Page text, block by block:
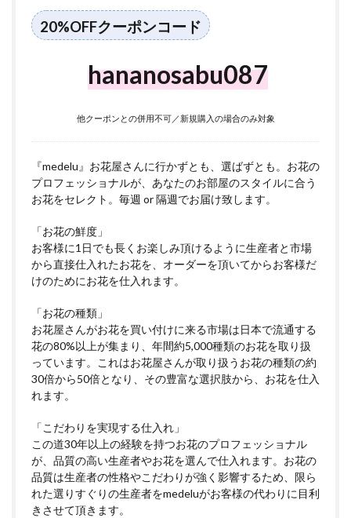
20%OFFクーポンコード
hananosabu087
他クーポンとの併用不可／新規購入の場合のみ対象
『medelu』お花屋さんに行かずとも、選ばずとも。お花の
プロフェッショナルが、あなたのお部屋のスタイルに合う
お花をセレクト。毎週 or 隔週でお届け致します。
「お花の鮮度」
お客様に1日でも長くお楽しみ頂けるように生産者と市場
から直接仕入れたお花を、オーダーを頂いてからお客様だ
けのためにお花を仕入れます。
「お花の種類」
お花屋さんがお花を買い付けに来る市場は日本で流通する
花の80%以上が集まり、年間約5,000種類のお花を取り扱
っています。これはお花屋さんが取り扱うお花の種類の約
30倍から50倍となり、その豊富な選択肢から、お花を仕入
れます。
「こだわりを実現する仕入れ」
この道30年以上の経験を持つお花のプロフェッショナル
が、品質の高い生産者やお花を選んで仕入れます。お花の
品質は生産者の性格やこだわりが強く影響するため、限ら
れた選りすぐりの生産者をmedeluがお客様の代わりに目利
きさせて頂きます。